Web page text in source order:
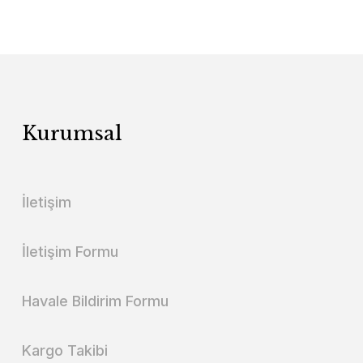
Kurumsal
İletişim
İletişim Formu
Havale Bildirim Formu
Kargo Takibi